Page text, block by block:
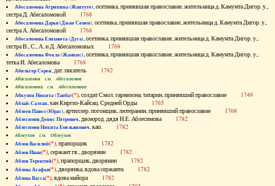
Абесаломова Агрипина (Жантуте), осетинка, принявшая православие, жительница д. Камумта Дигор. у.,
сестра Д. Абесаломовой 1768
Абесаломова Дарья (Джан Семен), осетинка, принявшая православие, жительница д. Камумта Дигор. у.,
сестра А. Абесаломовой 1768
Абесаломова Елизавета (Дуга), осетинка, принявшая православие, жительница д. Камумта Дигор. у.,
сестра В., С., А. и Д. Абесаломовых 1768
Абесаломова Фекла (Жамкис), осетинка, принявшая православие, жительница д. Камумта Дигор. у.,
тетка И. Абесаломова 1768
Абильгор Серен, дат. писатель 1782
Абисаломов см. Абесаломов
Абисаломова см. Абесаломова
Абкузин Никита (Танба)(*), солдат Смол. гарнизона, татарин, принявший православие 1749
Аблай-Салтан, хан Киргиз-Кайсац. Средней Орды 1765
Аблеев Павел (Юрас), артиллер. погонщик, лютеранин, принявший православие 1768
Аблесимов Денис Петрович, двоюрод. дядя Н.Е. Аблесимова 1782
Аблесимов Никита Емельянович, кап. 1782
Аблеухов см. Облеухов
Аблов Василий(*), прапорщик 1782
Аблов Иван(*), сержант гв., дворянин 1782
Аблов Терентий(*), прапорщик, дворянин 1782
Аблова Агафья(*), дворянка, вдова сержанта 1782
Аблова Васса(*), вдова майора 1782